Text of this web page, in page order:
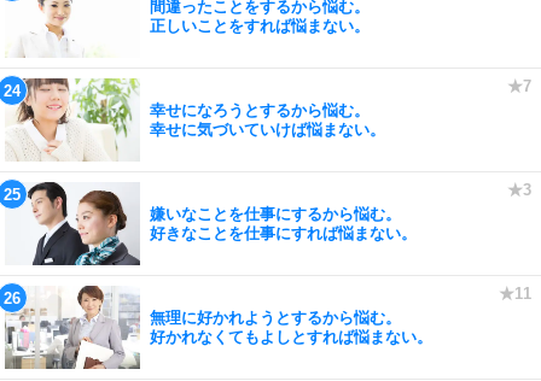
間違ったことをするから悩む。
正しいことをすれば悩まない。
幸せになろうとするから悩む。
幸せに気づいていけば悩まない。
嫌いなことを仕事にするから悩む。
好きなことを仕事にすれば悩まない。
無理に好かれようとするから悩む。
好かれなくてもよしとすれば悩まない。